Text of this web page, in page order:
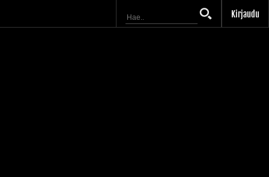
Kirjaudu